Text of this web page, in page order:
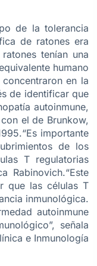
de la tolerancia
de ratones era
tenían una
humano
en la
de identificar que
autoinmune,
el de Brunkow,
importante
de los
T regulatorias
Rabinovich.“Este
que las células T
inmunológica.
autoinmune
señala
e Inmunología